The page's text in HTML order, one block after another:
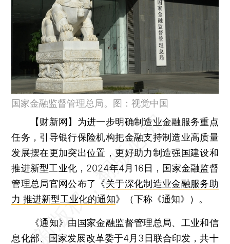
国家金融监督管理总局。图：视觉中国
【财新网】 为进一步明确制造业金融服务重点
任务，引导银行保险机构把金融支持制造业高质量
发展摆在更加突出位置，更好助力制造强国建设和
推进新型工业化，2024年4月16日，国家金融监督
管理总局官网公布了《关于深化制造业金融服务助
力 推进新型工业化的通知》（下称《通知》）。
《通知》由国家金融监督管理总局、工业和信
息化部、国家发展改革委于4月3日联合印发，共十